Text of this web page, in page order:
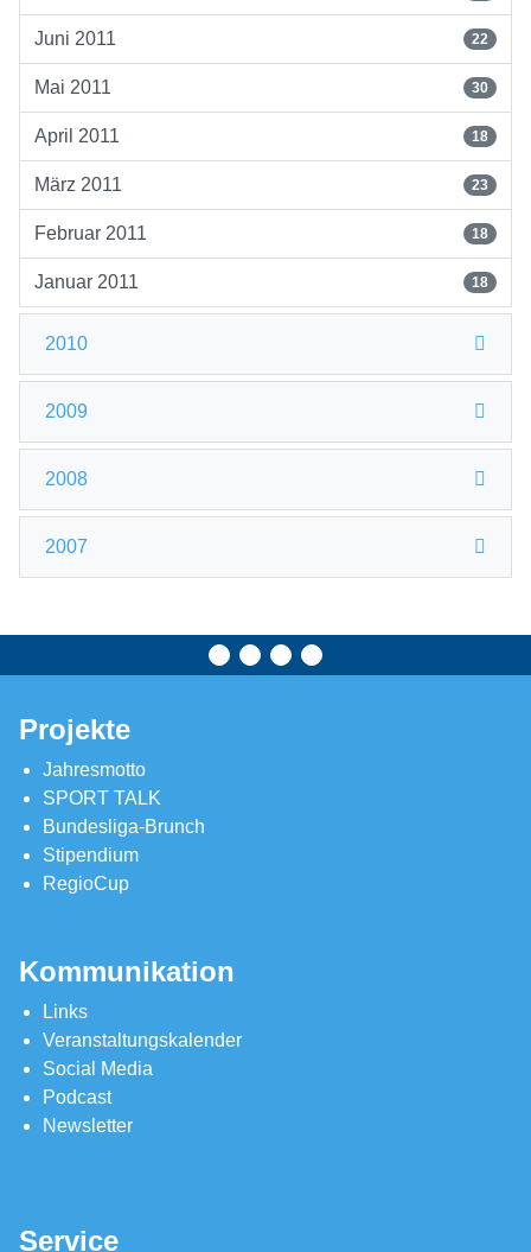
Juni 2011 22
Mai 2011 30
April 2011 18
März 2011 23
Februar 2011 18
Januar 2011 18
2010
2009
2008
2007
Projekte
Jahresmotto
SPORT TALK
Bundesliga-Brunch
Stipendium
RegioCup
Kommunikation
Links
Veranstaltungskalender
Social Media
Podcast
Newsletter
Service